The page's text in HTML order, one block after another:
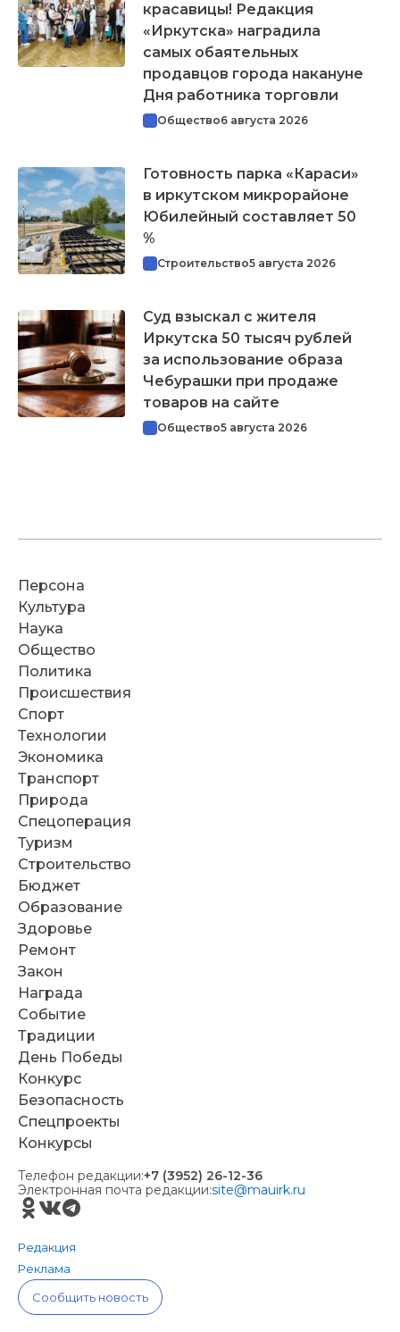
красавицы! Редакция
«Иркутска» наградила
самых обаятельных
продавцов города накануне
Дня работника торговли
Общество6 августа 2026
Готовность парка «Караси»
в иркутском микрорайоне
Юбилейный составляет 50
%
Строительство5 августа 2026
Суд взыскал с жителя
Иркутска 50 тысяч рублей
за использование образа
Чебурашки при продаже
товаров на сайте
Общество5 августа 2026
Персона
Культура
Наука
Общество
Политика
Происшествия
Спорт
Технологии
Экономика
Транспорт
Природа
Спецоперация
Туризм
Строительство
Бюджет
Образование
Здоровье
Ремонт
Закон
Награда
Событие
Традиции
День Победы
Конкурс
Безопасность
Спецпроекты
Конкурсы
Телефон редакции:+7 (3952) 26-12-36
Электронная почта редакции:site@mauirk.ru
Редакция
Реклама
Сообщить новость